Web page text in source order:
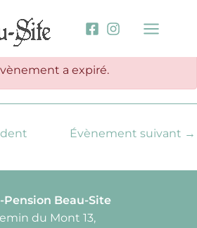
a expiré.
Évènement suivant →
Pension Beau-Site
du Mont 13,